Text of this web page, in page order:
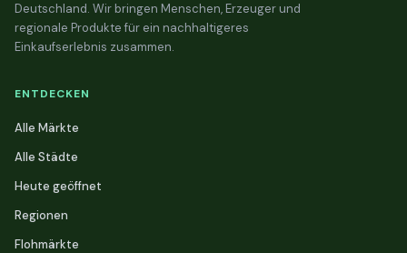
Deutschland. Wir bringen Menschen, Erzeuger und
regionale Produkte für ein nachhaltigeres
Einkaufserlebnis zusammen.
ENTDECKEN
Alle Märkte
Alle Städte
Heute geöffnet
Regionen
Flohmärkte